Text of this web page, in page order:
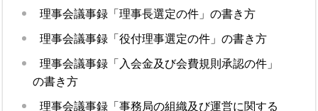
理事会議事録「理事長選定の件」の書き方
理事会議事録「役付理事選定の件」の書き方
理事会議事録「入会金及び会費規則承認の件」
の書き方
理事会議事録「事務局の組織及び運営に関する